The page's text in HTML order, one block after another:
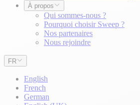
À propos
Qui sommes-nous ?
Pourquoi choisir Sweep ?
Nos partenaires
Nous rejoindre
FR
English
French
German